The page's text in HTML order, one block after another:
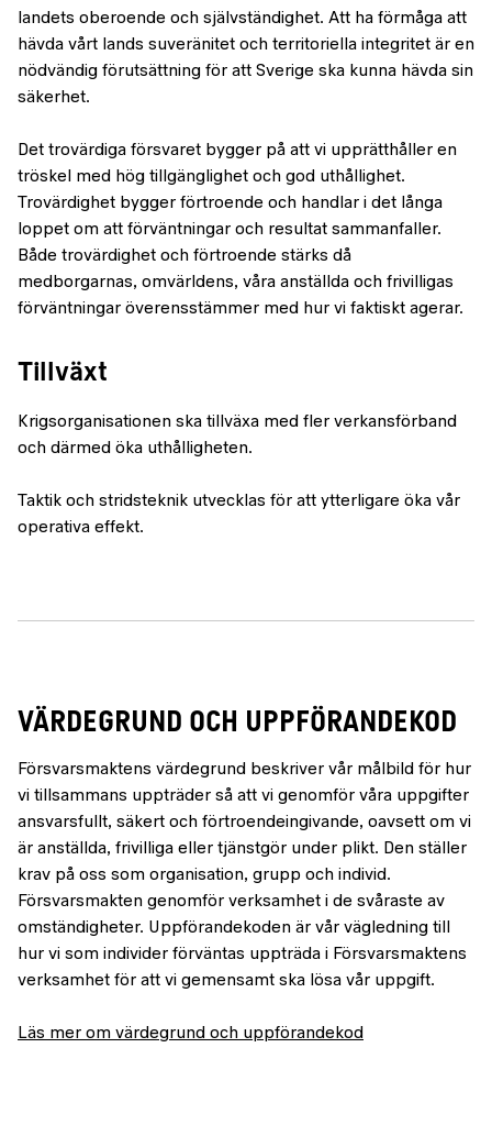
landets oberoende och självständighet. Att ha förmåga att
hävda vårt lands suveränitet och territoriella integritet är en
nödvändig förutsättning för att Sverige ska kunna hävda sin
säkerhet.
Det trovärdiga försvaret bygger på att vi upprätthåller en
tröskel med hög tillgänglighet och god uthållighet.
Trovärdighet bygger förtroende och handlar i det långa
loppet om att förväntningar och resultat sammanfaller.
Både trovärdighet och förtroende stärks då
medborgarnas, omvärldens, våra anställda och frivilligas
förväntningar överensstämmer med hur vi faktiskt agerar.
Tillväxt
Krigsorganisationen ska tillväxa med fler verkansförband
och därmed öka uthålligheten.
Taktik och stridsteknik utvecklas för att ytterligare öka vår
operativa effekt.
VÄRDEGRUND OCH UPPFÖRANDEKOD
Försvarsmaktens värdegrund beskriver vår målbild för hur
vi tillsammans uppträder så att vi genomför våra uppgifter
ansvarsfullt, säkert och förtroendeingivande, oavsett om vi
är anställda, frivilliga eller tjänstgör under plikt. Den ställer
krav på oss som organisation, grupp och individ.
Försvarsmakten genomför verksamhet i de svåraste av
omständigheter. Uppförandekoden är vår vägledning till
hur vi som individer förväntas uppträda i Försvarsmaktens
verksamhet för att vi gemensamt ska lösa vår uppgift.
Läs mer om värdegrund och uppförandekod